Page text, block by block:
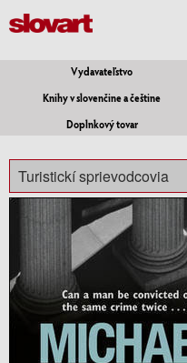
Vydavateľstvo
Knihy v slovenčine a češtine
Doplnkový tovar